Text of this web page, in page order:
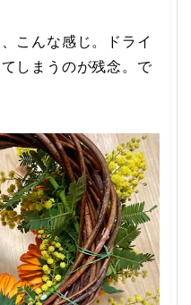
こんな感じ。ドライ
しまうのが残念。で